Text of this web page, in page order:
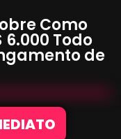
Como
6.000 Todo
de